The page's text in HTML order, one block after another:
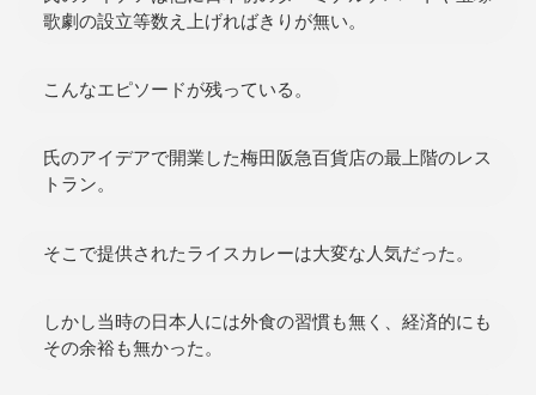
歌劇の設立等数え上げればきりが無い。
こんなエピソードが残っている。
氏のアイデアで開業した梅田阪急百貨店の最上階のレス
トラン。
そこで提供されたライスカレーは大変な人気だった。
しかし当時の日本人には外食の習慣も無く、経済的にも
その余裕も無かった。